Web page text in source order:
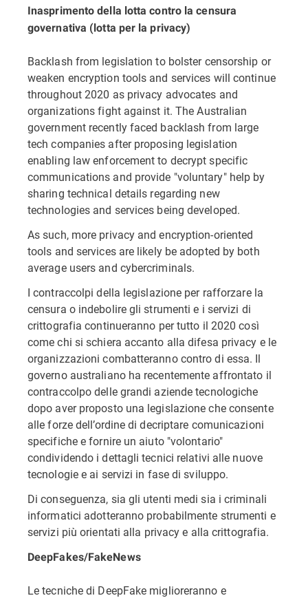
Inasprimento della lotta contro la censura
governativa (lotta per la privacy)
Backlash from legislation to bolster censorship or
weaken encryption tools and services will continue
throughout 2020 as privacy advocates and
organizations fight against it. The Australian
government recently faced backlash from large
tech companies after proposing legislation
enabling law enforcement to decrypt specific
communications and provide "voluntary" help by
sharing technical details regarding new
technologies and services being developed.
As such, more privacy and encryption-oriented
tools and services are likely be adopted by both
average users and cybercriminals.
I contraccolpi della legislazione per rafforzare la
censura o indebolire gli strumenti e i servizi di
crittografia continueranno per tutto il 2020 così
come chi si schiera accanto alla difesa privacy e le
organizzazioni combatteranno contro di essa. Il
governo australiano ha recentemente affrontato il
contraccolpo delle grandi aziende tecnologiche
dopo aver proposto una legislazione che consente
alle forze dell’ordine di decriptare comunicazioni
specifiche e fornire un aiuto "volontario"
condividendo i dettagli tecnici relativi alle nuove
tecnologie e ai servizi in fase di sviluppo.
Di conseguenza, sia gli utenti medi sia i criminali
informatici adotteranno probabilmente strumenti e
servizi più orientati alla privacy e alla crittografia.
DeepFakes/FakeNews
Le tecniche di DeepFake miglioreranno e